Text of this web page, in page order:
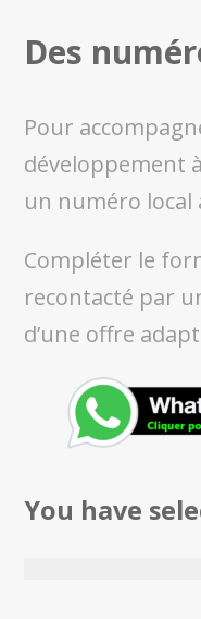
Des
Pour
développement
un numéro local
Compléter le
recontacté par
d’une offre
You have